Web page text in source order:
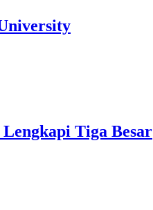
Tiga Besar